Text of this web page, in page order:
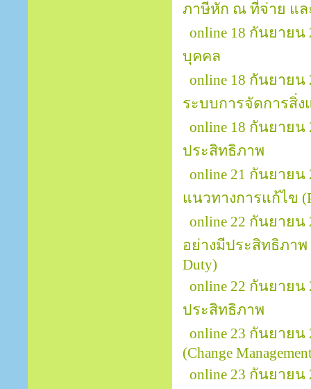
ภาษีหัก ณ ที่จ่าย แล
online 18 กันยาย
บุคคล
online 18 กันยายน
ระบบการจัดการสิ่ง
online 18 กันยายน
ประสิทธิภาพ
online 21 กันยาย
แนวทางการแก้ไข
online 22 กันยาย
อย่างมีประสิทธิภาพ
Duty)
online 22 กันยาย
ประสิทธิภาพ
online 23 กันยาย
(Change
online 23 กันยาย